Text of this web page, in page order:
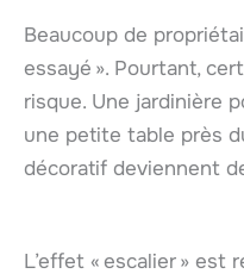
Beaucoup de
essayé ». Pourtant,
risque. Une jardinière
une petite table près
décoratif deviennent
L’effet « escalier » est